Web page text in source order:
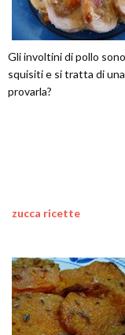
Gli involtini di pollo
squisiti e si tratta di
provarla?
zucca ricette